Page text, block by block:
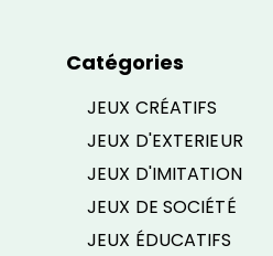
Catégories
JEUX CRÉATIFS
JEUX D'EXTERIEUR
JEUX D'IMITATION
JEUX DE SOCIÉTÉ
JEUX ÉDUCATIFS